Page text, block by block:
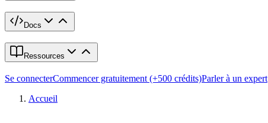
Docs
Ressources
Se connecterCommencer gratuitement (+500 crédits)Parler à un expert
Accueil